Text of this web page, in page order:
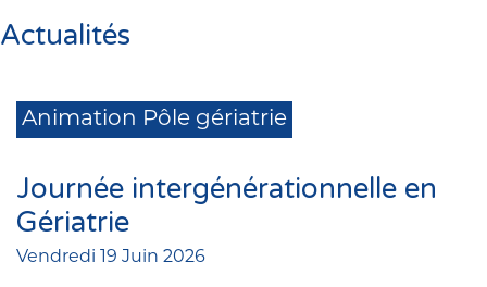
Actualités
Animation Pôle gériatrie
Journée intergénérationnelle en
Gériatrie
Vendredi 19 Juin 2026